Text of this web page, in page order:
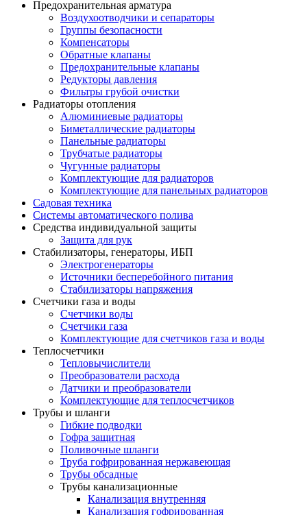
Предохранительная арматура
Воздухоотводчики и сепараторы
Группы безопасности
Компенсаторы
Обратные клапаны
Предохранительные клапаны
Редукторы давления
Фильтры грубой очистки
Радиаторы отопления
Алюминиевые радиаторы
Биметаллические радиаторы
Панельные радиаторы
Трубчатые радиаторы
Чугунные радиаторы
Комплектующие для радиаторов
Комплектующие для панельных радиаторов
Садовая техника
Системы автоматического полива
Средства индивидуальной защиты
Защита для рук
Стабилизаторы, генераторы, ИБП
Электрогенераторы
Источники бесперебойного питания
Стабилизаторы напряжения
Счетчики газа и воды
Счетчики воды
Счетчики газа
Комплектующие для счетчиков газа и воды
Теплосчетчики
Тепловычислители
Преобразователи расхода
Датчики и преобразователи
Комплектующие для теплосчетчиков
Трубы и шланги
Гибкие подводки
Гофра защитная
Поливочные шланги
Труба гофрированная нержавеющая
Трубы обсадные
Трубы канализационные
Канализация внутренняя
Канализация гофрированная